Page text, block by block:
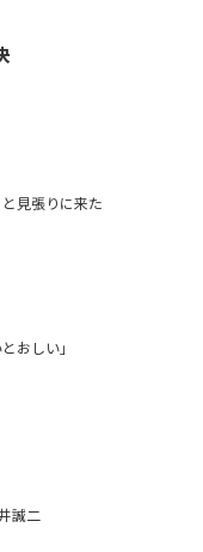
見張りに来た
おしい」
誠二